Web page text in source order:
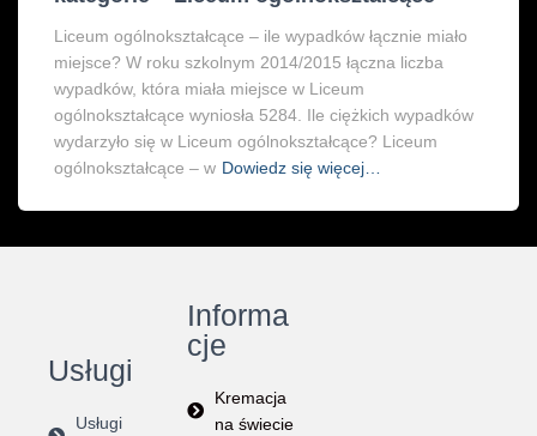
Liceum ogólnokształcące – ile wypadków łącznie miało
miejsce? W roku szkolnym 2014/2015 łączna liczba
wypadków, która miała miejsce w Liceum
ogólnokształcące wyniosła 5284. Ile ciężkich wypadków
wydarzyło się w Liceum ogólnokształcące? Liceum
ogólnokształcące – w Dowiedz się więcej…
Usługi
Usługi
Informa
cje
Kremacja
na świecie